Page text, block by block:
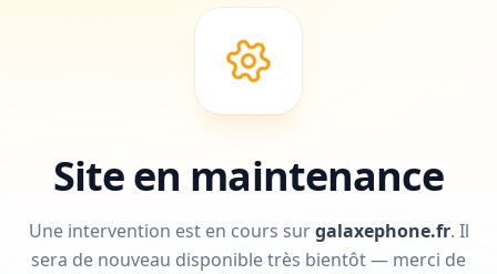
Site en maintenance
Une intervention est en cours surgalaxephone.fr. Il
sera de nouveau disponible très bientôt — merci de